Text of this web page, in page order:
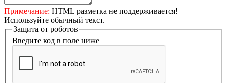
Примечание: HTML разметка не поддерживается!
Используйте обычный текст.
Защита от роботов
Введите код в поле ниже